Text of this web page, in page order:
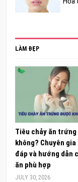
LÀM ĐẸP
Tiêu chảy ăn
không? Chuyên
đáp và hướng dẫn
ăn phù hợp
JULY 30, 2026